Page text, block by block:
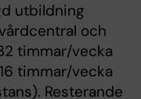
utbildning
och
timmar/vecka
timmar/vecka
Resterande